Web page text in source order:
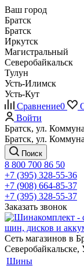
Ваш город
Братск
Братск
Иркутск
Магистральный
Северобайкальск
Тулун
Усть-Илимск
Усть-Кут
Сравнение0
Войти
Братск, ул.
Братск, ул.
Поиск
8 800 700 86 50
+7 (395) 328-55-36
+7 (908) 664-85-37
+7 (395) 328-55-37
Заказать звонок
Сеть магазинов в
Шины